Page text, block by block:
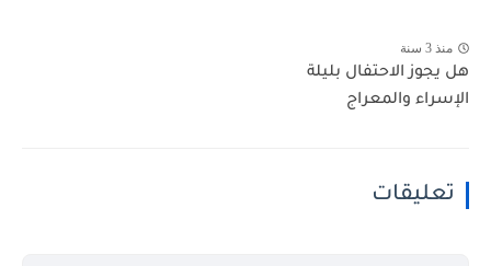
منذ 3 سنة
هل يجوز الاحتفال بليلة
الإسراء والمعراج
تعليقات